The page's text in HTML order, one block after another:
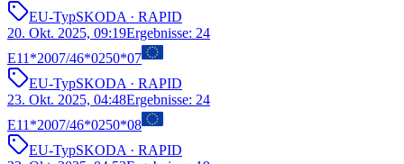
EU-TypSKODA · RAPID
20. Okt. 2025, 09:19Ergebnisse: 24
E11*2007/46*0250*07
EU-TypSKODA · RAPID
23. Okt. 2025, 04:48Ergebnisse: 24
E11*2007/46*0250*08
EU-TypSKODA · RAPID